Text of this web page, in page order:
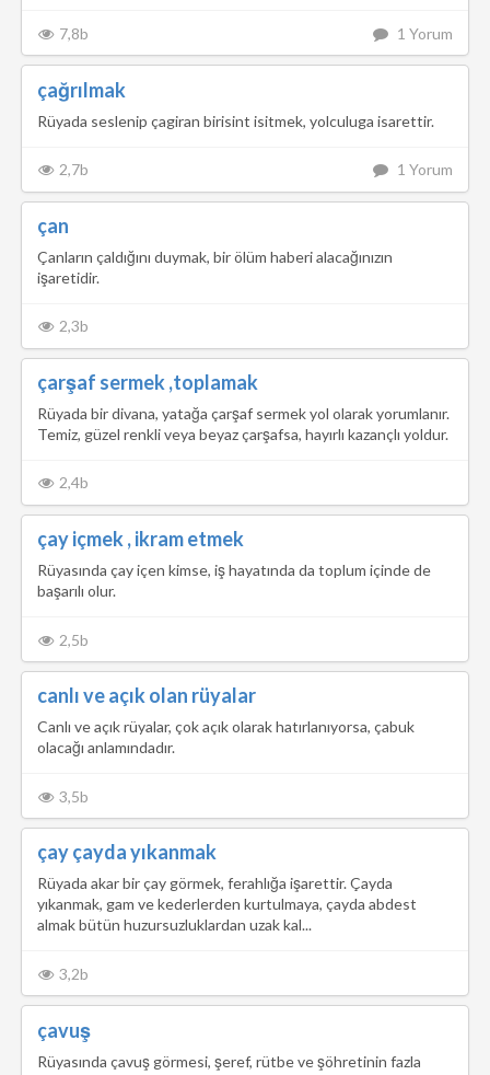
7,8b 1 Yorum
çağrılmak
Rüyada seslenip çagiran birisint isitmek, yolculuga isarettir.
2,7b 1 Yorum
çan
Çanların çaldığını duymak, bir ölüm haberi alacağınızın
işaretidir.
2,3b
çarşaf sermek ,toplamak
Rüyada bir divana, yatağa çarşaf sermek yol olarak yorumlanır.
Temiz, güzel renkli veya beyaz çarşafsa, hayırlı kazançlı yoldur.
2,4b
çay içmek , ikram etmek
Rüyasında çay içen kimse, iş hayatında da toplum içinde de
başarılı olur.
2,5b
canlı ve açık olan rüyalar
Canlı ve açık rüyalar, çok açık olarak hatırlanıyorsa, çabuk
olacağı anlamındadır.
3,5b
çay çayda yıkanmak
Rüyada akar bir çay görmek, ferahlığa işarettir. Çayda
yıkanmak, gam ve kederlerden kurtulmaya, çayda abdest
almak bütün huzursuzluklardan uzak kal...
3,2b
çavuş
Rüyasında çavuş görmesi, şeref, rütbe ve şöhretinin fazla